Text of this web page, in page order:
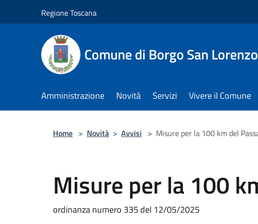
Regione Toscana
Comune di Borgo San Lorenzo
Amministrazione Novità Servizi Vivere il Comune
Home > Novità > Avvisi > Misure per la 100 km del
Misure per la 100
ordinanza numero 335 del 12/05/2025